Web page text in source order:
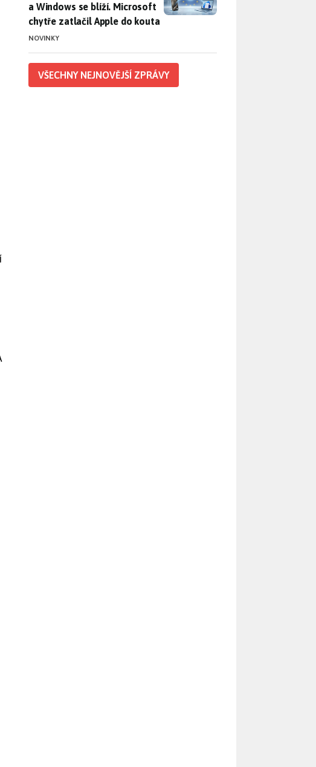
a Windows se blíží. Microsoft
chytře zatlačil Apple do kouta
NOVINKY
VŠECHNY NEJNOVĚJŠÍ ZPRÁVY